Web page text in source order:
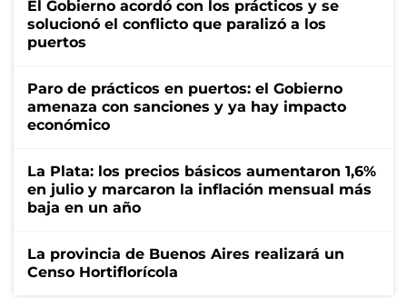
El Gobierno acordó con los prácticos y se
solucionó el conflicto que paralizó a los
puertos
Paro de prácticos en puertos: el Gobierno
amenaza con sanciones y ya hay impacto
económico
La Plata: los precios básicos aumentaron 1,6%
en julio y marcaron la inflación mensual más
baja en un año
La provincia de Buenos Aires realizará un
Censo Hortiflorícola